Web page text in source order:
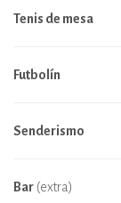
Tenis de mesa
Futbolín
Senderismo
Bar (extra)